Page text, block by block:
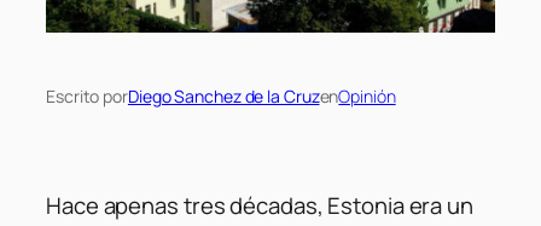
Escrito porDiego Sanchez de la CruzenOpinión
Hace apenas tres décadas, Estonia era un